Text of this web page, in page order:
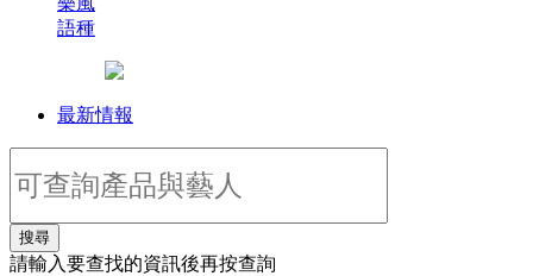
語種
最新情報
搜尋
請輸入要查找的資訊後再按查詢